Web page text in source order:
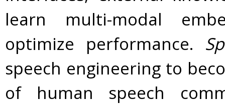
learn multi-modal
optimize performance.
speech engineering to
of human speech